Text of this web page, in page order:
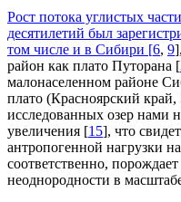
Рост потока углистых
десятилетий был
том числе и в Сибири [6, 9
район как плато Путорана [
малонаселенном районе
плато (Красноярский
исследованных озер нами
увеличения [15], что
антропогенной нагрузки
соответственно,
неоднородности в